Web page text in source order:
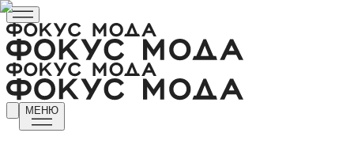
МЕНЮ